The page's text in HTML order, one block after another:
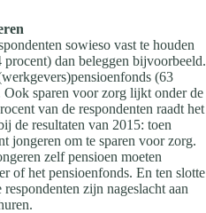
sowieso vast te houden
dan beleggen bijvoorbeeld.
(63
Ook sparen voor zorg lijkt onder de
van de respondenten raadt het
de resultaten van 2015: toen
jongeren om te sparen voor zorg.
zelf pensioen moeten
of het pensioenfonds. En ten slotte
zijn nageslacht aan